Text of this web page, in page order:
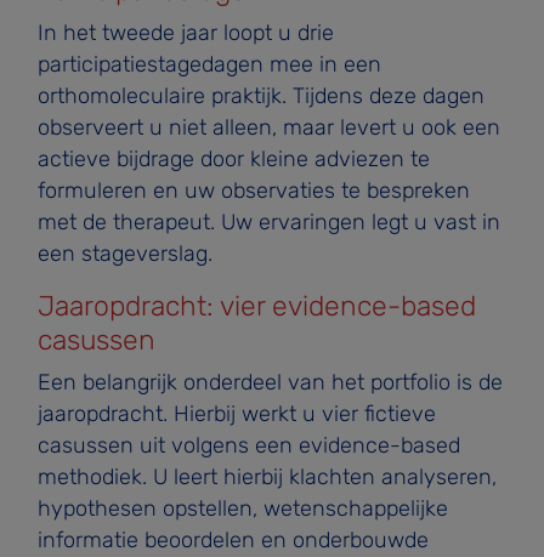
In het tweede jaar loopt u drie
participatiestagedagen mee in een
orthomoleculaire praktijk. Tijdens deze dagen
observeert u niet alleen, maar levert u ook een
actieve bijdrage door kleine adviezen te
formuleren en uw observaties te bespreken
met de therapeut. Uw ervaringen legt u vast in
een stageverslag.
Jaaropdracht: vier evidence-based
casussen
Een belangrijk onderdeel van het portfolio is de
jaaropdracht. Hierbij werkt u vier fictieve
casussen uit volgens een evidence-based
methodiek. U leert hierbij klachten analyseren,
hypothesen opstellen, wetenschappelijke
informatie beoordelen en onderbouwde